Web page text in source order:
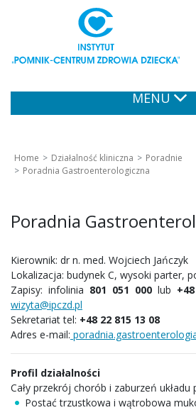
MENU
Home Działalność kliniczna
Poradnie
Poradnia Gastroenterologiczna
Poradnia
Kierownik: dr n. med. Wojciech Jańczyk
Lokalizacja: budynek C, wysoki parter,
Zapisy: infolinia 801 051 000 lub
wizyta@ipczd.pl
Sekretariat tel: +48 22 815 13 08
Adres e-mail:
Profil działalności
Cały przekrój chorób i zaburzeń
Postać trzustkowa i wątrobowa